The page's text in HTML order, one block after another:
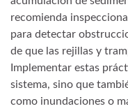
recomienda
para detectar
de que las rejillas y
Implementar estas
sistema, sino que
como inundaciones o